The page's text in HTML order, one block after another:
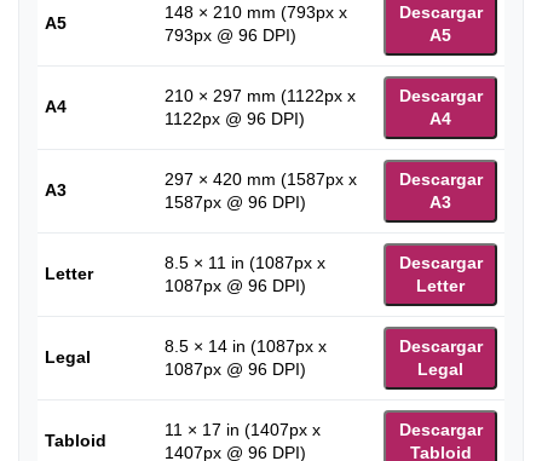
A5
148 × 210 mm (793px x
793px @ 96 DPI)
Descargar
A5
A4
210 × 297 mm (1122px x
1122px @ 96 DPI)
Descargar
A4
A3
297 × 420 mm (1587px x
1587px @ 96 DPI)
Descargar
A3
Letter
8.5 × 11 in (1087px x
1087px @ 96 DPI)
Descargar
Letter
Legal
8.5 × 14 in (1087px x
1087px @ 96 DPI)
Descargar
Legal
Tabloid
11 × 17 in (1407px x
1407px @ 96 DPI)
Descargar
Tabloid